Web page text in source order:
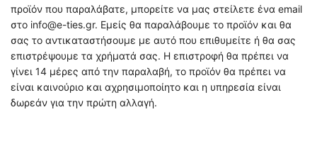
προϊόν που παραλάβατε, μπορείτε να μας στείλετε ένα email
στο info@e-ties.gr. Εμείς θα παραλάβουμε το προϊόν και θα
σας το αντικαταστήσουμε με αυτό που επιθυμείτε ή θα σας
επιστρέψουμε τα χρήματά σας. Η επιστροφή θα πρέπει να
γίνει 14 μέρες από την παραλαβή, το προϊόν θα πρέπει να
είναι καινούριο και αχρησιμοποίητο και η υπηρεσία είναι
δωρεάν για την πρώτη αλλαγή.